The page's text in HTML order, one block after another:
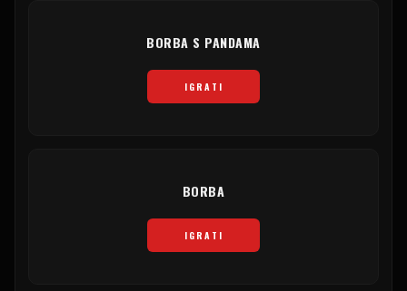
BORBA S PANDAMA
IGRATI
BORBA
IGRATI